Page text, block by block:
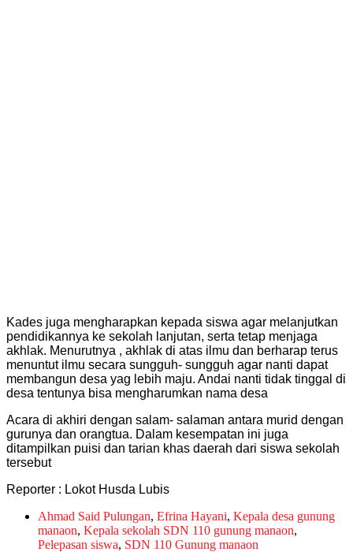
Kades juga mengharapkan kepada siswa agar melanjutkan
pendidikannya ke sekolah lanjutan, serta tetap menjaga
akhlak. Menurutnya , akhlak di atas ilmu dan berharap terus
menuntut ilmu secara sungguh- sungguh agar nanti dapat
membangun desa yag lebih maju. Andai nanti tidak tinggal di
desa tentunya bisa mengharumkan nama desa
Acara di akhiri dengan salam- salaman antara murid dengan
gurunya dan orangtua. Dalam kesempatan ini juga
ditampilkan puisi dan tarian khas daerah dari siswa sekolah
tersebut
Reporter : Lokot Husda Lubis
Ahmad Said Pulungan, Efrina Hayani, Kepala desa gunung
manaon, Kepala sekolah SDN 110 gunung manaon,
Pelepasan siswa, SDN 110 Gunung manaon